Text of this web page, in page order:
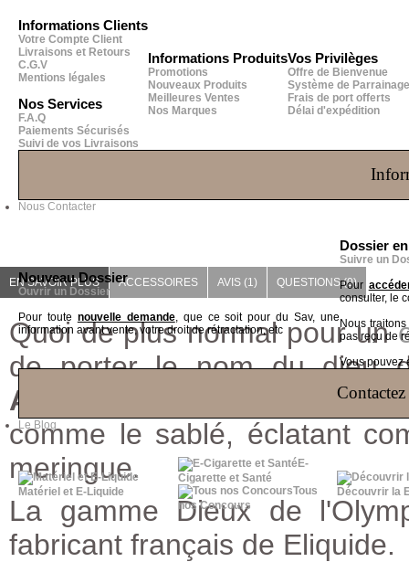
Informations Clients
Votre Compte Client
Livraisons et Retours
C.G.V
Mentions légales
Nos Services
F.A.Q
Paiements Sécurisés
Suivi de vos Livraisons
Informations Produits
Promotions
Nouveaux Produits
Meilleures Ventes
Nos Marques
Vos Privilèges
Offre de Bienvenue
Système de Parrainage
Frais de port offerts
Délai d'expédition
Nous Contacter
Nouveau Dossier
Ouvrir un Dossier
Pour toute nouvelle demande, que ce soit pour du Sav, une
information avant vente, votre droit de rétractation, etc
Dossier
Suivre un
Pour
consulter, le
Nous
pas reçu de
Vous pouvez
Le Blog
Matériel et E-Liquide
E-
Cigarette et Santé
Tous
nos Concours
Découvrir la
EN SAVOIR PLUS ACCESSOIRES AVIS (1) QUESTIONS(0)
Quoi de plus normal pour un
de porter le nom du dieu
Apollon
est un e liquide
comme le sablé, éclatant
meringue.
La gamme Dieux de
fabricant français de Eliquide.